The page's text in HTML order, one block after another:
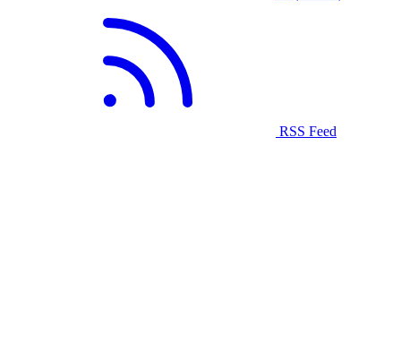
RSS Feed